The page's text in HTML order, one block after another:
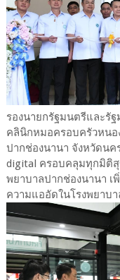
รองนายกรัฐมนตรีและรั
คลินิกหมอครอบครัวหนอ
ปากช่องนานา จังหวัดนค
digital ครอบคลุมทุกมิติ
พยาบาลปากช่องนานา เ
ความแออัดในโรงพยาบ